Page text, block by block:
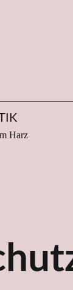
Harz